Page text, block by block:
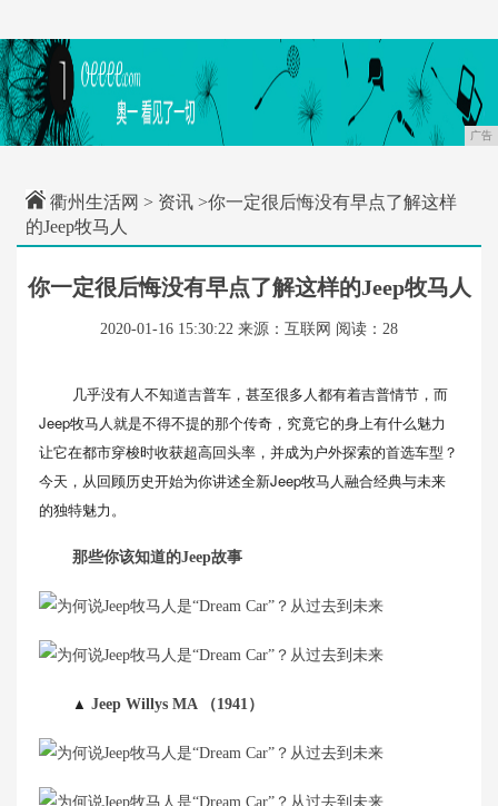
广告
衢州生活网 > 资讯 >你一定很后悔没有早点了解这样
的Jeep牧马人
你一定很后悔没有早点了解这样的Jeep牧马人
2020-01-16 15:30:22 来源：互联网 阅读：28
几乎没有人不知道吉普车，甚至很多人都有着吉普情节，而
Jeep牧马人就是不得不提的那个传奇，究竟它的身上有什么魅力
让它在都市穿梭时收获超高回头率，并成为户外探索的首选车型？
今天，从回顾历史开始为你讲述全新Jeep牧马人融合经典与未来
的独特魅力。
那些你该知道的Jeep故事
▲ Jeep Willys MA （1941）